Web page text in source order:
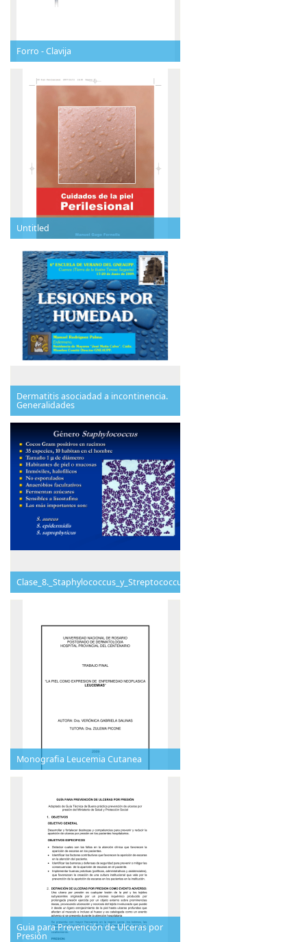
Forro - Clavija
Untitled
Dermatitis asociadad a incontinencia.
Generalidades
Clase_8._Staphylococcus_y_Streptococcus
Monografia Leucemia Cutanea
Guia para Prevención de Ulceras por
Presión